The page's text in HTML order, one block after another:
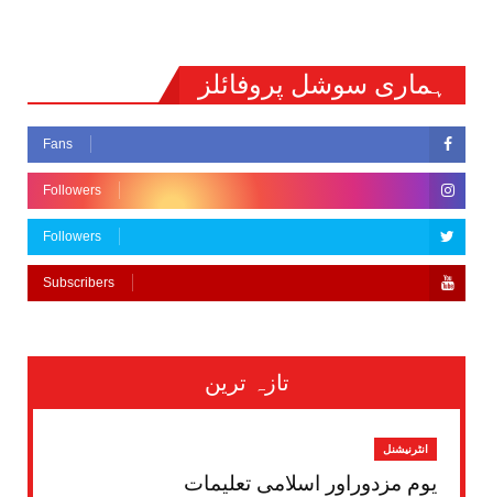
ہماری سوشل پروفائلز
Fans
Followers
Followers
Subscribers
تازہ ترین
انٹرنیشنل
یومِ مزدوراور اسلامی تعلیمات